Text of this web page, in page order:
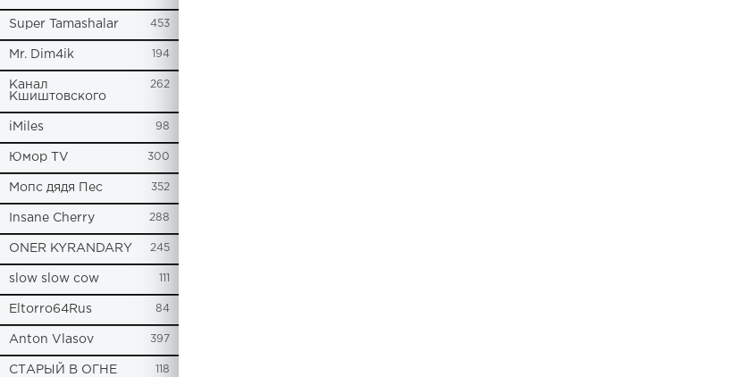
Super Tamashalar 453
Mr. Dim4ik 194
Канал
Кшиштовского
262
iMiles 98
Юмор TV 300
Мопс дядя Пес 352
Insane Cherry 288
ONER KYRANDARY 245
slow slow cow 111
Eltorro64Rus 84
Anton Vlasov 397
СТАРЫЙ В ОГНЕ 118